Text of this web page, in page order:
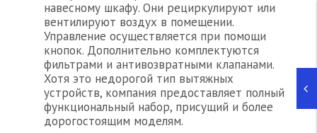
навесному шкафу. Они рециркулируют или
вентилируют воздух в помещении.
Управление осуществляется при помощи
кнопок. Дополнительно комплектуются
фильтрами и антивозвратными клапанами.
Хотя это недорогой тип вытяжных
устройств, компания предоставляет полный
функциональный набор, присущий и более
дорогостоящим моделям.